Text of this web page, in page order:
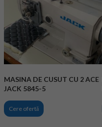
MASINA DE CUSUT CU 2 ACE
JACK 5845-5
Cere ofertă